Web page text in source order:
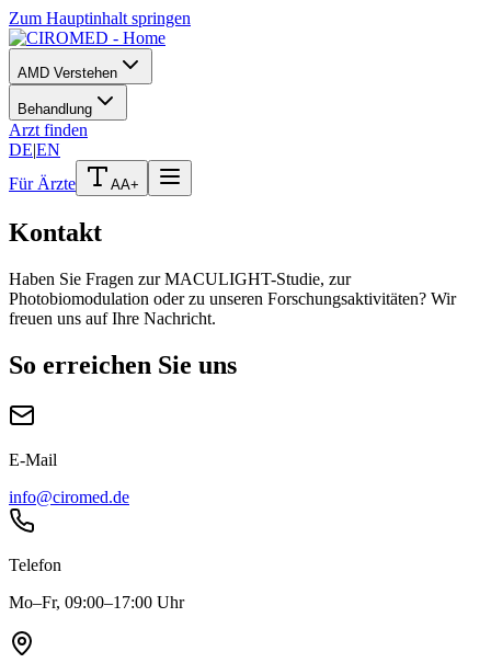
Zum Hauptinhalt springen
AMD Verstehen
Behandlung
Arzt finden
DE|EN
Für Ärzte
AA+
Kontakt
Haben Sie Fragen zur MACULIGHT-Studie, zur
Photobiomodulation oder zu unseren Forschungsaktivitäten? Wir
freuen uns auf Ihre Nachricht.
So erreichen Sie uns
E-Mail
info@ciromed.de
Telefon
Mo–Fr, 09:00–17:00 Uhr